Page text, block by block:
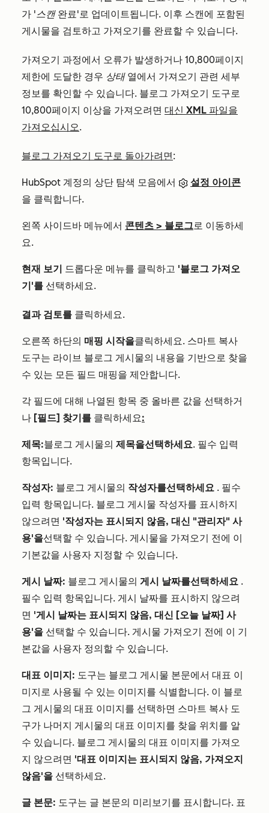
가 '스캔완료'로 업데이트됩니다. 이후 스캔에 포함된
게시물을 검토하고 가져오기를 완료할 수 있습니다.
가져오기 과정에서 오류가 발생하거나 10,800페이지
제한에 도달한 경우 상태열에서 가져오기 관련 세부
정보를 확인할 수 있습니다. 블로그 가져오기 도구로
10,800페이지 이상을 가져오려면 대신 XML 파일을
가져오십시오.
블로그 가져오기 도구로 돌아가려면:
HubSpot 계정의 상단 탐색 모음에서
설정 아이콘
을 클릭합니다.
왼쪽 사이드바 메뉴에서 콘텐츠 > 블로그로 이동하세
요.
현재 보기 드롭다운 메뉴를 클릭하고 '블로그 가져오
기'를 선택하세요.
결과 검토를 클릭하세요.
오른쪽 하단의 매핑 시작을클릭하세요. 스마트 복사
도구는 라이브 블로그 게시물의 내용을 기반으로 찾을
수 있는 모든 필드 매핑을 제안합니다.
각 필드에 대해 나열된 항목 중 올바른 값을 선택하거
나 [필드] 찾기를 클릭하세요:
제목:블로그 게시물의 제목을선택하세요. 필수 입력
항목입니다.
작성자: 블로그 게시물의 작성자를선택하세요 . 필수
입력 항목입니다. 블로그 게시물 작성자를 표시하지
않으려면 '작성자는 표시되지 않음, 대신 "관리자" 사
용'을선택할 수 있습니다. 게시물을 가져오기 전에 이
기본값을 사용자 지정할 수 있습니다.
게시 날짜: 블로그 게시물의 게시 날짜를선택하세요 .
필수 입력 항목입니다. 게시 날짜를 표시하지 않으려
면 '게시 날짜는 표시되지 않음, 대신 [오늘 날짜] 사
용'을 선택할 수 있습니다. 게시물 가져오기 전에 이 기
본값을 사용자 정의할 수 있습니다.
대표 이미지: 도구는 블로그 게시물 본문에서 대표 이
미지로 사용될 수 있는 이미지를 식별합니다. 이 블로
그 게시물의 대표 이미지를 선택하면 스마트 복사 도
구가 나머지 게시물의 대표 이미지를 찾을 위치를 알
수 있습니다. 블로그 게시물의 대표 이미지를 가져오
지 않으려면 '대표 이미지는 표시되지 않음, 가져오지
않음'을 선택하세요.
글 본문: 도구는 글 본문의 미리보기를 표시합니다. 표